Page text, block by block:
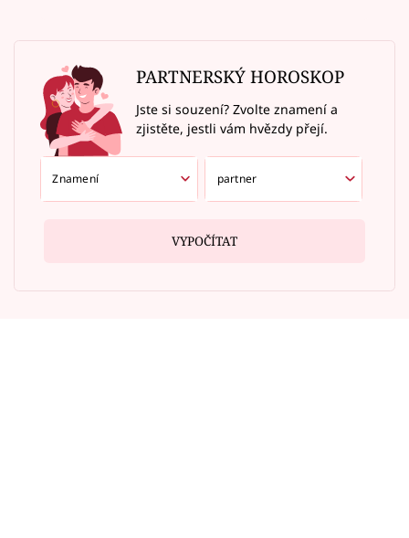
PARTNERSKÝ HOROSKOP
Jste si souzení? Zvolte znamení a
zjistěte, jestli vám hvězdy přejí.
VYPOČÍTAT